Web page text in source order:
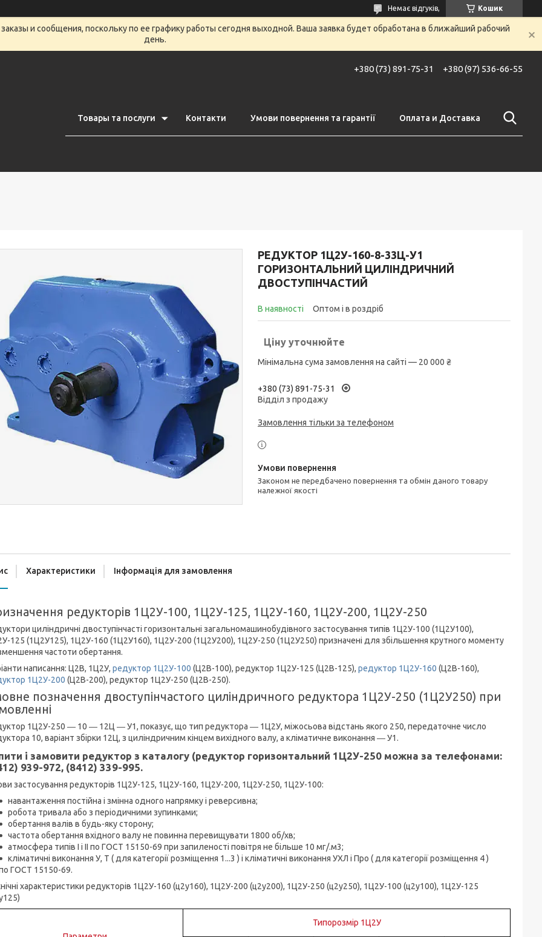
Кошик
Немає відгуків,
и сообщения, поскольку по ее графику работы сегодня выходной. Ваша заявка будет обработана в ближайший рабочий
день.
+380 (73) 891-75-31 +380 (97) 536-66-55
Товары та послуги Контакти Умови повернення та гарантії Оплата и Доставка
РЕДУКТОР 1Ц2У-160-8-33Ц-У1
ГОРИЗОНТАЛЬНИЙ ЦИЛІНДРИЧНИЙ
ДВОСТУПІНЧАСТИЙ
В наявності Оптом і в роздріб
Ціну уточнюйте
Мінімальна сума замовлення на сайті — 20 000 ₴
+380 (73) 891-75-31
Відділ з продажу
Замовлення тільки за телефоном
Законом не передбачено повернення та обмін даного товару
належної якості
Характеристики Інформація для замовлення
редукторів 1Ц2У-100, 1Ц2У-125, 1Ц2У-160, 1Ц2У-200, 1Ц2У-250
циліндричні двоступінчасті горизонтальні загальномашинобудівного застосування типів 1Ц2У-100 (1Ц2У100),
125 (1Ц2У125), 1Ц2У-160 (1Ц2У160), 1Ц2У-200 (1Ц2У200), 1Ц2У-250 (1Ц2У250) призначені для збільшення крутного моменту
частоти обертання.
написання: Ц2В, 1Ц2У, редуктор 1Ц2У-100 (Ц2В-100), редуктор 1Ц2У-125 (Ц2В-125), редуктор 1Ц2У-160 (Ц2В-160),
1Ц2У-200 (Ц2В-200), редуктор 1Ц2У-250 (Ц2В-250).
позначення двоступінчастого циліндричного редуктора 1Ц2У-250 (1Ц2У250) при
1Ц2У-250 ― 10 ― 12Ц ― У1, показує, що тип редуктора ― 1Ц2У, міжосьова відстань якого 250, передаточне число
10, варіант збірки 12Ц, з циліндричним кінцем вихідного валу, а кліматичне виконання ― У1.
і замовити редуктор з каталогу (редуктор горизонтальний 1Ц2У-250 можна за телефонами:
939-972, (8412) 339-995.
застосування редукторів 1Ц2У-125, 1Ц2У-160, 1Ц2У-200, 1Ц2У-250, 1Ц2У-100:
навантаження постійна і змінна одного напрямку і реверсивна;
робота тривала або з періодичними зупинками;
обертання валів в будь-яку сторону;
частота обертання вхідного валу не повинна перевищувати 1800 об/хв;
атмосфера типів I і II по ГОСТ 15150-69 при запиленості повітря не більше 10 мг/.м3;
кліматичні виконання У, Т ( для категорії розміщення 1...3 ) і кліматичні виконання УХЛ і Про ( для категорії розміщення 4 )
ГОСТ 15150-69.
характеристики редукторів 1Ц2У-160 (ц2у160), 1Ц2У-200 (ц2у200), 1Ц2У-250 (ц2у250), 1Ц2У-100 (ц2у100), 1Ц2У-125
Типорозмір 1Ц2У